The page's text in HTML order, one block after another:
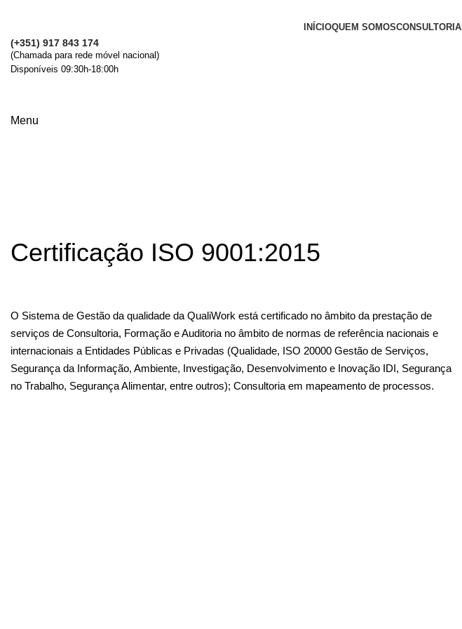
INÍCIOQUEM SOMOSCONSULTORIA
(+351) 917 843 174
(Chamada para rede móvel nacional)
Disponíveis 09:30h-18:00h
Menu
Certificação ISO 9001:2015
O Sistema de Gestão da qualidade da QualiWork está certificado no âmbito da prestação de
serviços de Consultoria, Formação e Auditoria no âmbito de normas de referência nacionais e
internacionais a Entidades Públicas e Privadas (Qualidade, ISO 20000 Gestão de Serviços,
Segurança da Informação, Ambiente, Investigação, Desenvolvimento e Inovação IDI, Segurança
no Trabalho, Segurança Alimentar, entre outros); Consultoria em mapeamento de processos.